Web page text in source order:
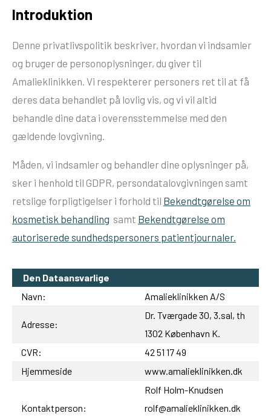
Introduktion
Denne privatlivspolitik beskriver, hvordan vi indsamler
og bruger de personoplysninger, du giver til
Amalieklinikken. Vi respekterer personers ret til at få
deres data behandlet på lovlig vis, og vi vil altid
behandle dine data i overensstemmelse med den
gældende lovgivning.
Måden, vi indsamler og behandler dine oplysninger på,
sker i henhold til GDPR, persondatalovgivningen samt
retslige forpligtigelser i forhold til Bekendtgørelse om
kosmetisk behandling samt Bekendtgørelse om
autoriserede sundhedspersoners patientjournaler.
Den Dataansvarlige
Navn:
Amalieklinikken A/S
Adresse:
Dr. Tværgade 30, 3.sal, th
1302 København K.
CVR:
42 51 17 49
Hjemmeside
www.amalieklinikken.dk
Kontaktperson:
Rolf Holm-Knudsen
rolf@amalieklinikken.dk